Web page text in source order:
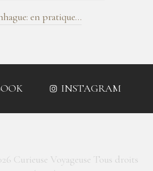
en pratique…
INSTAGRAM
Curieuse Voyageuse Tous droits